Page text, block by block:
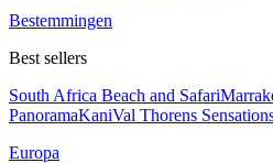
Bestemmingen
Best sellers
South Africa Beach and Safari
PanoramaKaniVal Thorens
Europa